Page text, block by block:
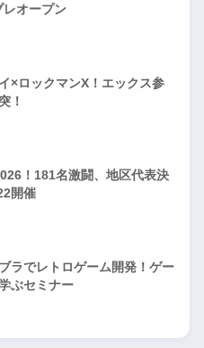
レオープン
×ロックマンX！エックス参
！
！181名激闘、地区代表決
開催
ラでレトロゲーム開発！ゲー
ぶセミナー